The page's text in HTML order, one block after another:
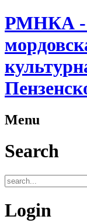
РМНКА -
Menu
Search
Login